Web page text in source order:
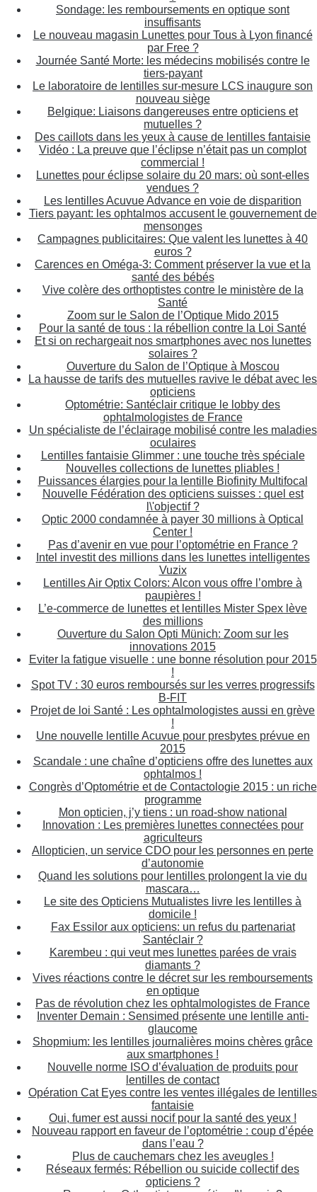
Sondage: les remboursements en optique sont
insuffisants
Le nouveau magasin Lunettes pour Tous à Lyon financé
par Free ?
Journée Santé Morte: les médecins mobilisés contre le
tiers-payant
Le laboratoire de lentilles sur-mesure LCS inaugure son
nouveau siège
Belgique: Liaisons dangereuses entre opticiens et
mutuelles ?
Des caillots dans les yeux à cause de lentilles fantaisie
Vidéo : La preuve que l’éclipse n’était pas un complot
commercial !
Lunettes pour éclipse solaire du 20 mars: où sont-elles
vendues ?
Les lentilles Acuvue Advance en voie de disparition
Tiers payant: les ophtalmos accusent le gouvernement de
mensonges
Campagnes publicitaires: Que valent les lunettes à 40
euros ?
Carences en Oméga-3: Comment préserver la vue et la
santé des bébés
Vive colère des orthoptistes contre le ministère de la
Santé
Zoom sur le Salon de l’Optique Mido 2015
Pour la santé de tous : la rébellion contre la Loi Santé
Et si on rechargeait nos smartphones avec nos lunettes
solaires ?
Ouverture du Salon de l’Optique à Moscou
La hausse de tarifs des mutuelles ravive le débat avec les
opticiens
Optométrie: Santéclair critique le lobby des
ophtalmologistes de France
Un spécialiste de l’éclairage mobilisé contre les maladies
oculaires
Lentilles fantaisie Glimmer : une touche très spéciale
Nouvelles collections de lunettes pliables !
Puissances élargies pour la lentille Biofinity Multifocal
Nouvelle Fédération des opticiens suisses : quel est
l\'objectif ?
Optic 2000 condamnée à payer 30 millions à Optical
Center !
Pas d’avenir en vue pour l’optométrie en France ?
Intel investit des millions dans les lunettes intelligentes
Vuzix
Lentilles Air Optix Colors: Alcon vous offre l’ombre à
paupières !
L’e-commerce de lunettes et lentilles Mister Spex lève
des millions
Ouverture du Salon Opti Münich: Zoom sur les
innovations 2015
Eviter la fatigue visuelle : une bonne résolution pour 2015
!
Spot TV : 30 euros remboursés sur les verres progressifs
B-FIT
Projet de loi Santé : Les ophtalmologistes aussi en grève
!
Une nouvelle lentille Acuvue pour presbytes prévue en
2015
Scandale : une chaîne d’opticiens offre des lunettes aux
ophtalmos !
Congrès d’Optométrie et de Contactologie 2015 : un riche
programme
Mon opticien, j’y tiens : un road-show national
Innovation : Les premières lunettes connectées pour
agriculteurs
Allopticien, un service CDO pour les personnes en perte
d’autonomie
Quand les solutions pour lentilles prolongent la vie du
mascara…
Le site des Opticiens Mutualistes livre les lentilles à
domicile !
Fax Essilor aux opticiens: un refus du partenariat
Santéclair ?
Karembeu : qui veut mes lunettes parées de vrais
diamants ?
Vives réactions contre le décret sur les remboursements
en optique
Pas de révolution chez les ophtalmologistes de France
Inventer Demain : Sensimed présente une lentille anti-
glaucome
Shopmium: les lentilles journalières moins chères grâce
aux smartphones !
Nouvelle norme ISO d’évaluation de produits pour
lentilles de contact
Opération Cat Eyes contre les ventes illégales de lentilles
fantaisie
Oui, fumer est aussi nocif pour la santé des yeux !
Nouveau rapport en faveur de l’optométrie : coup d’épée
dans l’eau ?
Plus de cauchemars chez les aveugles !
Réseaux fermés: Rébellion ou suicide collectif des
opticiens ?